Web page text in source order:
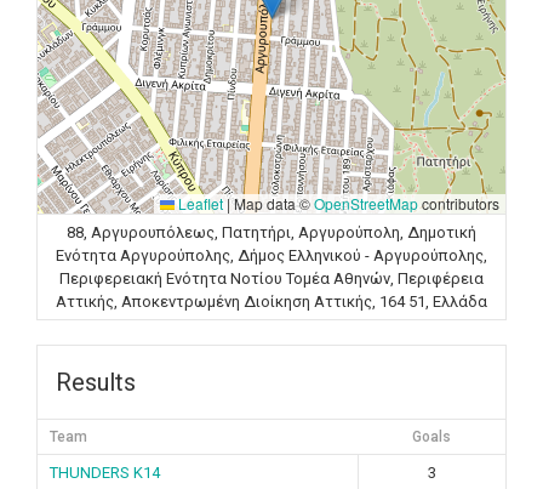
Leaflet|Map data ©OpenStreetMapcontributors
88, Αργυρουπόλεως, Πατητήρι, Αργυρούπολη, Δημοτική
Ενότητα Αργυρούπολης, Δήμος Ελληνικού - Αργυρούπολης,
Περιφερειακή Ενότητα Νοτίου Τομέα Αθηνών, Περιφέρεια
Αττικής, Αποκεντρωμένη Διοίκηση Αττικής, 164 51, Ελλάδα
Results
Team Goals
THUNDERS K14
3